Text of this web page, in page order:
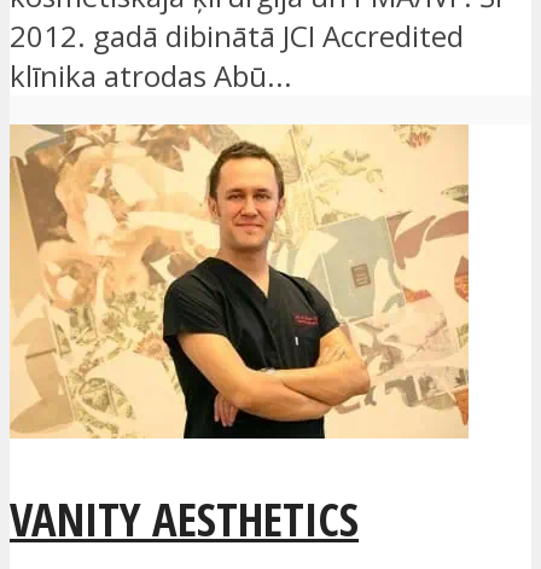
2012. gadā dibinātā JCI Accredited
klīnika atrodas Abū...
VANITY AESTHETICS